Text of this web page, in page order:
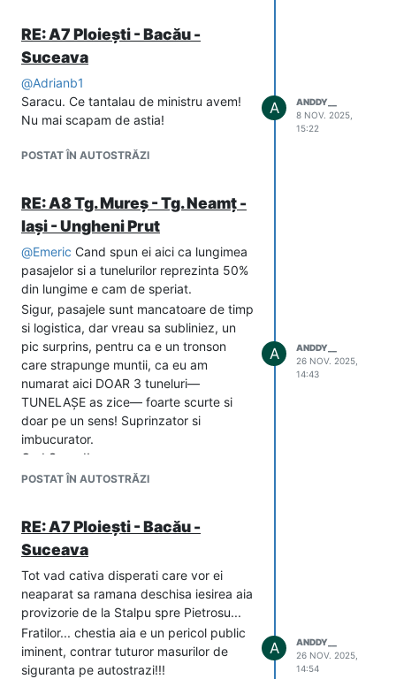
RE: A7 Ploiești - Bacău -
Suceava
@Adrianb1
Saracu. Ce tantalau de ministru avem!
Nu mai scapam de astia!
POSTAT ÎN AUTOSTRĂZI
A
ANDDY__
8 NOV. 2025,
15:22
RE: A8 Tg. Mureș - Tg. Neamț -
Iași - Ungheni Prut
@Emeric Cand spun ei aici ca lungimea
pasajelor si a tunelurilor reprezinta 50%
din lungime e cam de speriat.
Sigur, pasajele sunt mancatoare de timp
si logistica, dar vreau sa subliniez, un
pic surprins, pentru ca e un tronson
care strapunge muntii, ca eu am
numarat aici DOAR 3 tuneluri––
TUNELAȘE as zice–– foarte scurte si
doar pe un sens! Suprinzator si
imbucurator.
God Speed!
(editare moderator: am sters ultima
sunteti frustrati de stilul de pe alte
forumuri, dar trebuie sa fim mai
rezervati in mesajele scrise si ofurile
astea le dezbatem in "Carcoteala de pe
drum". vancouver)
POSTAT ÎN AUTOSTRĂZI
A
ANDDY__
26 NOV. 2025,
14:43
RE: A7 Ploiești - Bacău -
Suceava
Tot vad cativa disperati care vor ei
neaparat sa ramana deschisa iesirea aia
provizorie de la Stalpu spre Pietrosu...
Fratilor... chestia aia e un pericol public
iminent, contrar tuturor masurilor de
siguranta pe autostrazi!!!
A
ANDDY__
26 NOV. 2025,
14:54